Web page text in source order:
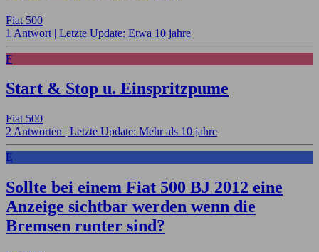
Fiat 500
1 Antwort | Letzte Update: Etwa 10 jahre
F
Start & Stop u. Einspritzpume
Fiat 500
2 Antworten | Letzte Update: Mehr als 10 jahre
E
Sollte bei einem Fiat 500 BJ 2012 eine
Anzeige sichtbar werden wenn die
Bremsen runter sind?